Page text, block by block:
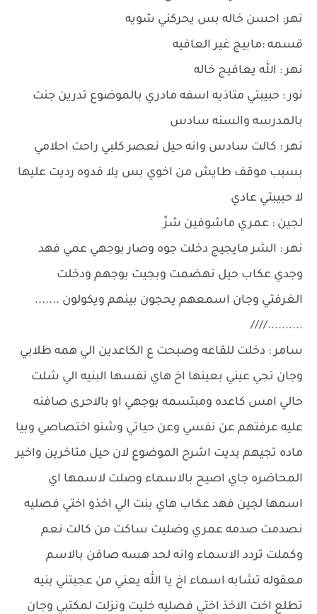
نهر: احسن خاله بس يحركني شويه
قسمه :مابيج غير العافيه
نهر : الله يعافيج خاله
نور : حبيبتي متاذيه اسفه مادري بالموضوع تدرين جنت
بالمدرسه والسنه سادس
نهر : كالت سادس وانه حيل نعصر كلبي راحت احلامي
بسبب موقف طايش من اخوي بس يلا فدوه رديت عليها
لا حبيبتي عادي
لجين : عمري ماشوفين شرً
نهر : الشر مايجيج دخلت جوه وصار بوجهي عمي فهد
وجدي عكاب حيل نهضمت وبجيت بوجهم ودخلت
الغرفتي وجان اسمعهم يحجون بينهم ويكولون .......
..........////
سامر : دخلت للقاعه وصبحت ع الكاعدين الي همه طلابي
وجان تجي عيني بعينها اخ هاي نفسها البنيه الي شلت
حالي امس كاعده ومبتسمه بوجهي او بالاحرى صافنه
عليه عرفتهم عن نفسي وعن حياتي وشنو اختصاصي وبيا
ماده تجيهم بديت اشرح الموضوع لان حيل متاخرين واخير
المحاضره جاي اصيح بالاسماء وصلت لاسمها اي
اسمها لجين فهد عكاب هاي بنت الي اخذو اختي فصليه
نصدمت صدمه عمري وضليت ساكت من كالت نعم
وكملت تردد الاسماء وانه لحد هسه صافن بالاسم
معقوله تشابه اسماء اخ يا الله يعني من عجبتني بنيه
تطلع اخت الاخذ اختي فصليه خليت ونزلت لمكتبي وجان